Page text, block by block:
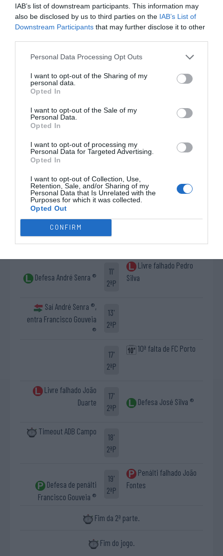
IAB’s list of downstream participants. This information may
also be disclosed by us to third parties on the IAB’s List of
Downstream Participants that may further disclose it to other
Personal Data Processing Opt Outs
I want to opt-out of the Sharing of my
personal data.
Opted In
I want to opt-out of the Sale of my
Personal Data.
Opted In
I want to opt-out of processing my
Personal Data for Targeted Advertising.
Opted In
I want to opt-out of Collection, Use,
Retention, Sale, and/or Sharing of my
Personal Data that Is Unrelated with the
Purposes for which it was collected.
Opted Out
CONFIRM
4-1 Guilherme
Magalhães
2ªP
Timeout FC Porto
6'
Timeout ADB Campo
11'
Saí Francisco Gouveia
®, entra André Senra ®
11'
2ªP
Cartão azul Miguel
Silva
2ªP
Defesa André Senra ®
11'
2ªP
Livre falhado Pedro
Silva
Saí André Senra ®,
entra Francisco Gouveia
®
13'
2ªP
17'
2ªP
10ª falta de FC Porto
Livre falhado João
Duarte
17'
2ªP
Defesa José Silva ®
Timeout ADB Campo
18'
2ªP
Defesa de penálti
Francisco Gouveia ®
19'
2ªP
Penálti falhado João
Fontes
Fim da 2ª parte.
Fim do jogo.